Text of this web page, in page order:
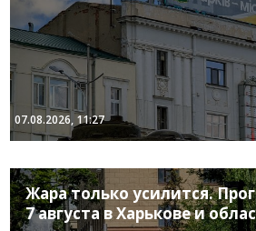
07.08.2026, 11:27
Жара только усилится.
7 августа в Харькове и